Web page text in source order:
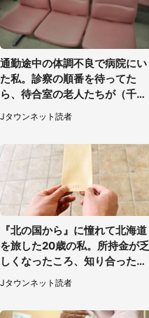
通勤途中の体調不良で病院にい
た私。診察の順番を待ってた
ら、待合室の老人たちが（千葉
県・50代男性）
Jタウンネット読者
『北の国から』に憧れて北海道
を旅した20歳の私。所持金が乏
しくなったころ、知り合ったオ
ジサンに連れて行かれたのは
（福岡県・50代男性）
Jタウンネット読者